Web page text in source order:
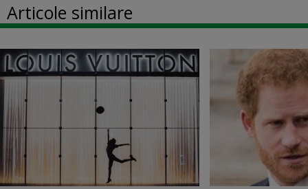
Articole similare